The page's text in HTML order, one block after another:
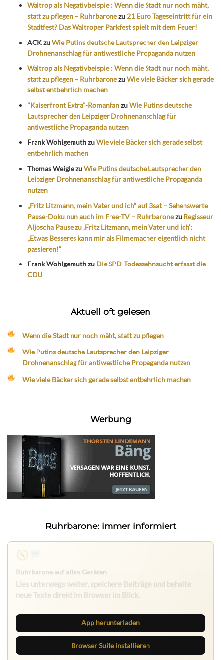
Waltrop als Negativbeispiel: Wenn die Stadt nur noch mäht,
statt zu pflegen – Ruhrbaronezu 21 Euro Tageseintritt für ein
Stadtfest? Das Waltroper Parkfest spielt mit dem Feuer!
ACKzuWie Putins deutsche Lautsprecher den Leipziger
Drohnenanschlag für antiwestliche Propaganda nutzen
Waltrop als Negativbeispiel: Wenn die Stadt nur noch mäht,
statt zu pflegen – RuhrbaronezuWie viele Bäcker sich gerade
selbst entbehrlich machen
"Kaiserfront Extra"-RomanfanzuWie Putins deutsche
Lautsprecher den Leipziger Drohnenanschlag für
antiwestliche Propaganda nutzen
Frank WohlgemuthzuWie viele Bäcker sich gerade selbst
entbehrlich machen
Thomas WeiglezuWie Putins deutsche Lautsprecher den
Leipziger Drohnenanschlag für antiwestliche Propaganda
nutzen
„Fritz Litzmann, mein Vater und ich“ auf 3sat – Sehenswerte
Pause-Doku nun auch im Free-TV – Ruhrbaronezu Regisseur
Aljoscha Pause zu ‚Fritz Litzmann, mein Vater und ich‘:
„Etwas Besseres kann mir als Filmemacher eigentlich nicht
passieren!“
Frank Wohlgemuthzu Die SPD-Todessehnsucht erfasst die
CDU
Aktuell oft gelesen
Wenn die Stadt nur noch mäht, statt zu pflegen
Wie Putins deutsche Lautsprecher den Leipziger
Drohnenanschlag für antiwestliche Propaganda nutzen
Wie viele Bäcker sich gerade selbst entbehrlich machen
Werbung
Ruhrbarone: immer informiert
Die Ruhrbarone-App bringt den Blog aufs Handy. Die
App herunterladen
Browser Suite installieren